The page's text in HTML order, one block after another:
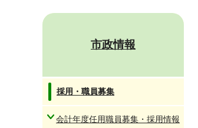
市政情報
採用・職員募集
会計年度任用職員募集・採用情報